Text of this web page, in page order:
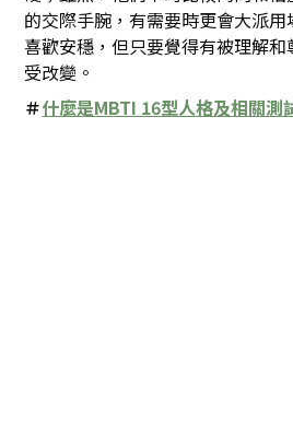
的交際手腕，有需要時更會大派用
喜歡安穩，但只要覺得有被理解
受改變。
＃什麼是MBTI 16型人格及相關測